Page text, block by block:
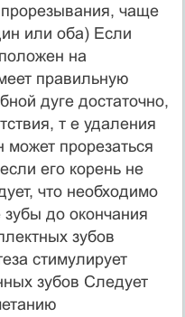
чаще
или оба) Если
на
правильную
дуге дос­таточно,
т е удаления
может прорезаться
его корень не
что необходимо
до окончания
зубов
стимулирует
зубов Следует